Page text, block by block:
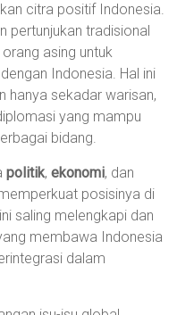
citra positif Indonesia.
pertunjukan tradisional
asing untuk
Indonesia. Hal ini
hanya sekadar warisan,
yang mampu
bidang.
politik,ekonomi, dan
posisinya di
saling melengkapi dan
membawa Indonesia
dalam